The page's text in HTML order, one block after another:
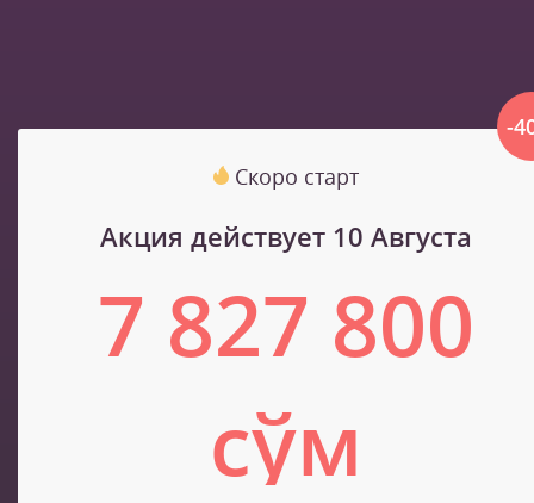
-
Скоро старт
Акция действует 10 Августа
7 827 800
сўм